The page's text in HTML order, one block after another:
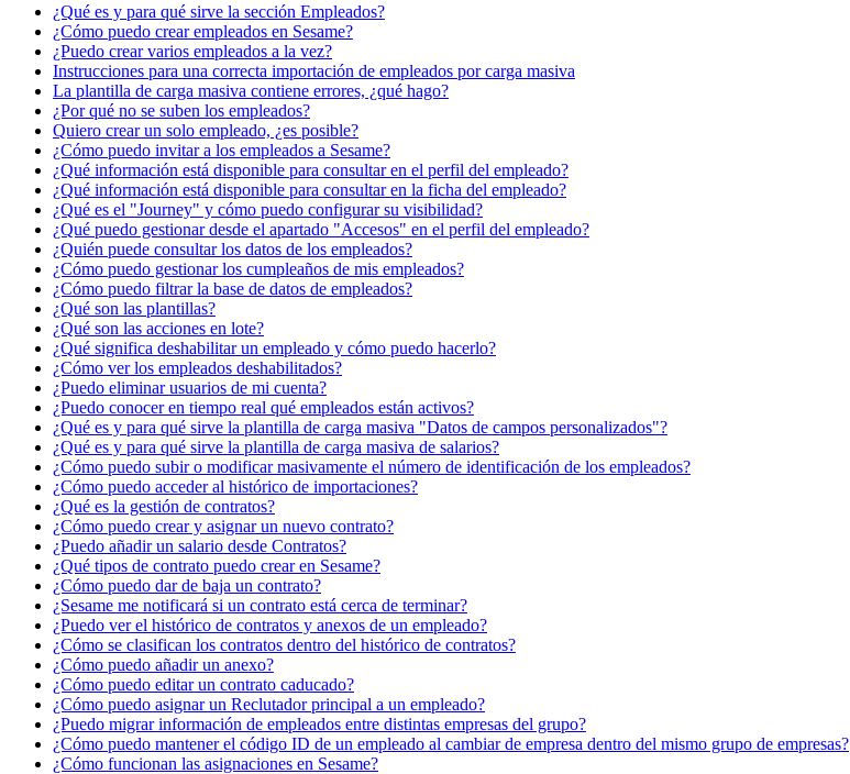
¿Qué es y para qué sirve la sección Empleados?
¿Cómo puedo crear empleados en Sesame?
¿Puedo crear varios empleados a la vez?
Instrucciones para una correcta importación de empleados por carga masiva
La plantilla de carga masiva contiene errores, ¿qué hago?
¿Por qué no se suben los empleados?
Quiero crear un solo empleado, ¿es posible?
¿Cómo puedo invitar a los empleados a Sesame?
¿Qué información está disponible para consultar en el perfil del empleado?
¿Qué información está disponible para consultar en la ficha del empleado?
¿Qué es el "Journey" y cómo puedo configurar su visibilidad?
¿Qué puedo gestionar desde el apartado "Accesos" en el perfil del empleado?
¿Quién puede consultar los datos de los empleados?
¿Cómo puedo gestionar los cumpleaños de mis empleados?
¿Cómo puedo filtrar la base de datos de empleados?
¿Qué son las plantillas?
¿Qué son las acciones en lote?
¿Qué significa deshabilitar un empleado y cómo puedo hacerlo?
¿Cómo ver los empleados deshabilitados?
¿Puedo eliminar usuarios de mi cuenta?
¿Puedo conocer en tiempo real qué empleados están activos?
¿Qué es y para qué sirve la plantilla de carga masiva "Datos de campos personalizados"?
¿Qué es y para qué sirve la plantilla de carga masiva de salarios?
¿Cómo puedo subir o modificar masivamente el número de identificación de los empleados?
¿Cómo puedo acceder al histórico de importaciones?
¿Qué es la gestión de contratos?
¿Cómo puedo crear y asignar un nuevo contrato?
¿Puedo añadir un salario desde Contratos?
¿Qué tipos de contrato puedo crear en Sesame?
¿Cómo puedo dar de baja un contrato?
¿Sesame me notificará si un contrato está cerca de terminar?
¿Puedo ver el histórico de contratos y anexos de un empleado?
¿Cómo se clasifican los contratos dentro del histórico de contratos?
¿Cómo puedo añadir un anexo?
¿Cómo puedo editar un contrato caducado?
¿Cómo puedo asignar un Reclutador principal a un empleado?
¿Puedo migrar información de empleados entre distintas empresas del grupo?
¿Cómo puedo mantener el código ID de un empleado al cambiar de empresa dentro del mismo grupo de empresas?
¿Cómo funcionan las asignaciones en Sesame?